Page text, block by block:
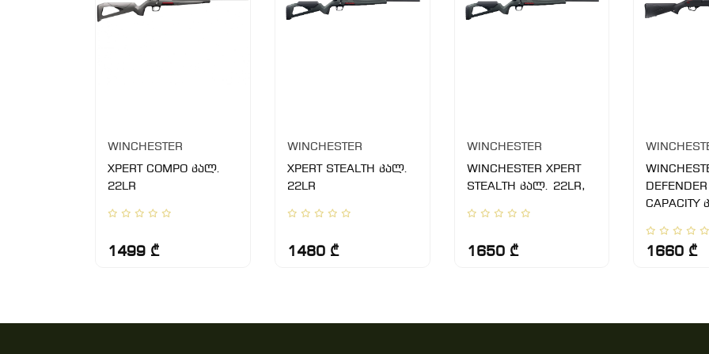
WINCHESTER
XPERT COMPO კალ.
22LR
1499 ₾
WINCHESTER
XPERT STEALTH კალ.
22LR
1480 ₾
WINCHESTER
WINCHESTER XPERT
STEALTH კალ. 22LR,
1650 ₾ 1660 ₾